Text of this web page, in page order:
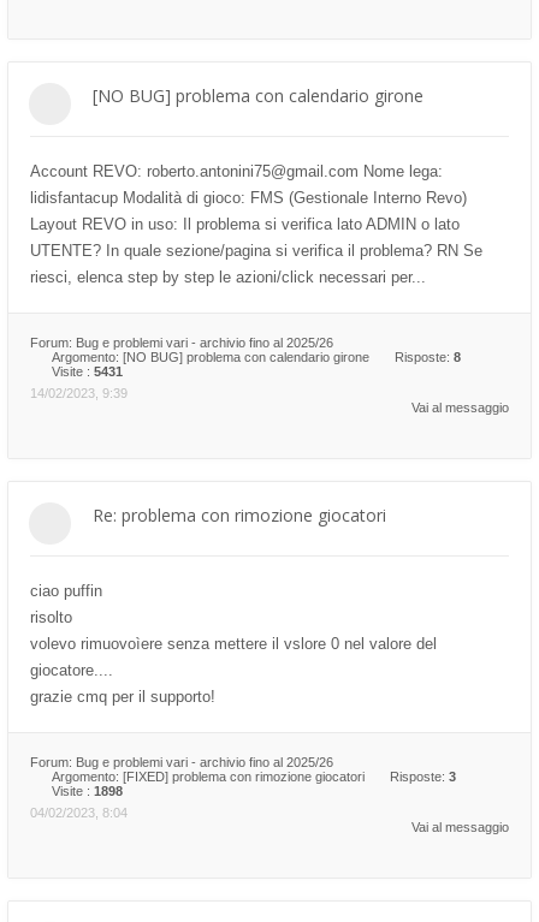
[NO BUG] problema con calendario girone
Account REVO: roberto.antonini75@gmail.com Nome lega:
lidisfantacup Modalità di gioco: FMS (Gestionale Interno Revo)
Layout REVO in uso: Il problema si verifica lato ADMIN o lato
UTENTE? In quale sezione/pagina si verifica il problema? RN Se
riesci, elenca step by step le azioni/click necessari per...
Forum: Bug e problemi vari - archivio fino al 2025/26
Argomento: [NO BUG] problema con calendario girone Risposte: 8
Visite : 5431
14/02/2023, 9:39
Vai al messaggio
Re: problema con rimozione giocatori
ciao puffin
risolto
volevo rimuovoìere senza mettere il vslore 0 nel valore del
giocatore....
grazie cmq per il supporto!
Forum: Bug e problemi vari - archivio fino al 2025/26
Argomento: [FIXED] problema con rimozione giocatori Risposte: 3
Visite : 1898
04/02/2023, 8:04
Vai al messaggio